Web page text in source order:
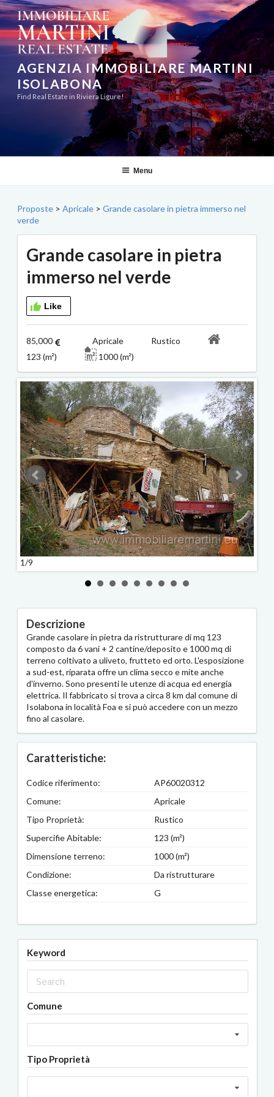
Salta
al
contenuto
AGENZIA IMMOBILIARE MARTINI
ISOLABONA
Find Real Estate in Riviera Ligure!
Menu
Proposte > Apricale > Grande casolare in pietra immerso nel
verde
Grande casolare in pietra
immerso nel verde
Like
85,000
Apricale Rustico
123 (m²)
1000 (m²)
1/9
Descrizione
Grande casolare in pietra da ristrutturare di mq 123
composto da 6 vani + 2 cantine/deposito e 1000 mq di
terreno coltivato a uliveto, frutteto ed orto. L'esposizione
a sud-est, riparata offre un clima secco e mite anche
d'inverno. Sono presenti le utenze di acqua ed energia
elettrica. Il fabbricato si trova a circa 8 km dal comune di
Isolabona in località Foa e si può accedere con un mezzo
fino al casolare.
Caratteristiche:
Codice riferimento:
AP60020312
Comune:
Apricale
Tipo Proprietà:
Rustico
Supercifie Abitable:
123 (m²)
Dimensione terreno:
1000 (m²)
Condizione:
Da ristrutturare
Classe energetica:
G
Keyword
Comune
Tipo Proprietà